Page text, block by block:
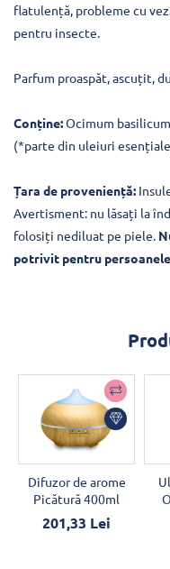
flatulență, probleme cu
pentru insecte.
Parfum proaspăt, ascuțit,
Conține:Ocimum
(*parte din uleiuri
Țara de proveniență:
Avertisment: nu lăsați la
folosiți nediluat pe piele.
potrivit pentru
Difuzor de arome
Picătură 400ml
201,33 Lei